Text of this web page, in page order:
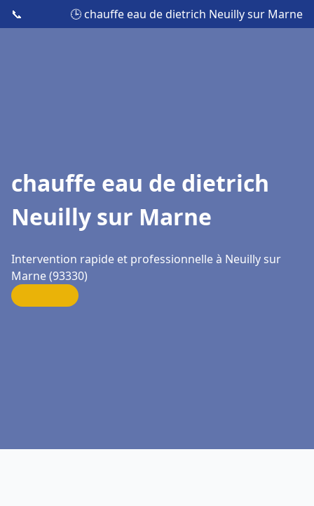
📞 🕒 chauffe eau de dietrich Neuilly sur Marne
chauffe eau de dietrich
Neuilly sur Marne
Intervention rapide et professionnelle à Neuilly sur
Marne (93330)